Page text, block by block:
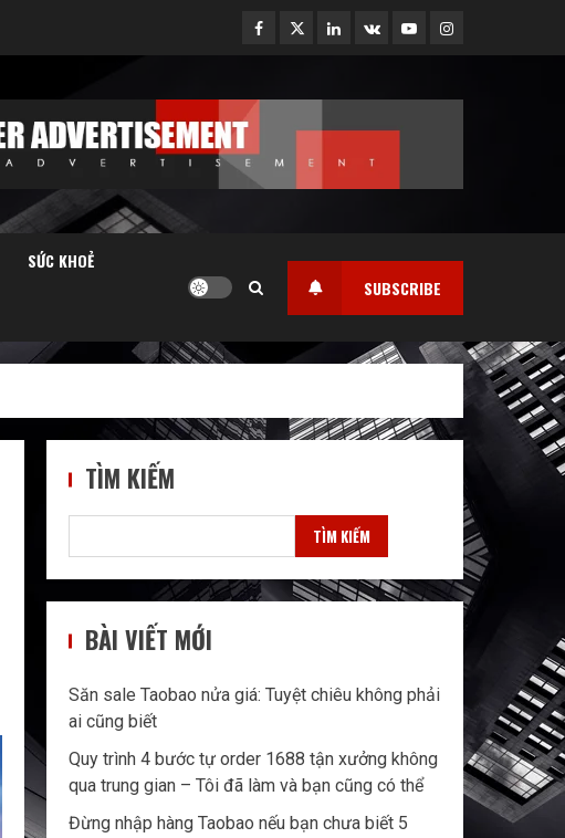
Facebook
TwitterLinkedin
VK YoutubeInstagram
SỨC KHOẺ
SUBSCRIBE
TÌM KIẾM
TÌM KIẾM
BÀI VIẾT MỚI
Săn sale Taobao nửa giá: Tuyệt chiêu không phải
ai cũng biết
Quy trình 4 bước tự order 1688 tận xưởng không
qua trung gian – Tôi đã làm và bạn cũng có thể
Đừng nhập hàng Taobao nếu bạn chưa biết 5